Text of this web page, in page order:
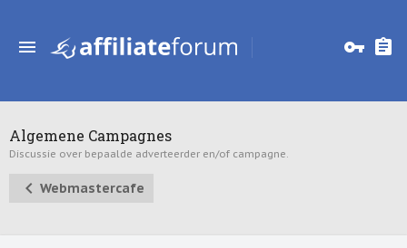
Algemene Campagnes
Discussie over bepaalde adverteerder en/of campagne.
Webmastercafe